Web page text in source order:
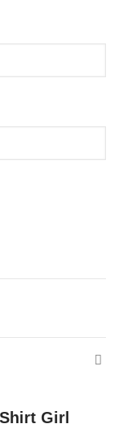
Girl